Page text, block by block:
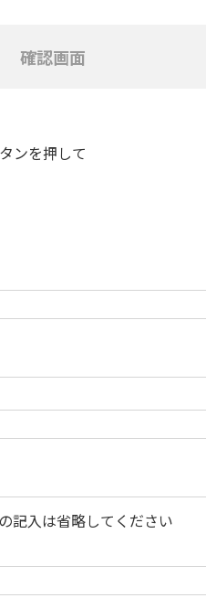
確認画面
ンを押して
記入は省略してください